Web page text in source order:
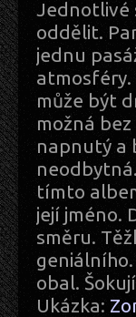
Jednotlivé
oddělit.
jednu
může být
možná
napnutý a
tímto
její jméno.
směru.
obal.
Ukázka: